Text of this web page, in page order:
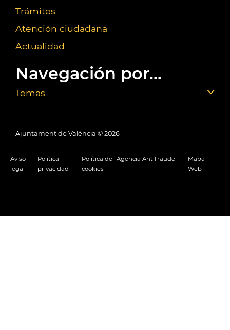
Trámites
Atención ciudadana
Actualidad
Navegación por...
Temas
Ajuntament de València © 2026
Aviso
legal
Política
privacidad
Política de
cookies
Agencia Antifraude
Mapa
Web